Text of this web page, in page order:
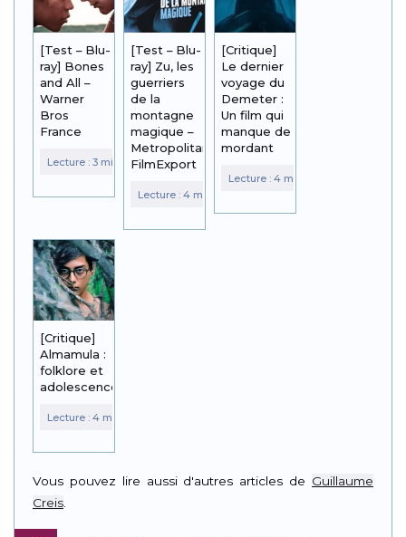
[Test – Blu-
ray] Bones
and All –
Warner
Bros
France
[Test – Blu-
ray] Zu, les
guerriers
de la
montagne
magique –
Metropolitan
FilmExport
[Critique]
Le dernier
voyage du
Demeter :
Un film qui
manque de
mordant
[Critique]
Almamula :
folklore et
adolescence
Vous pouvez lire aussi d'autres articles de Guillaume
Creis